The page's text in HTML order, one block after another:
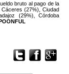
bruto al pago de la
(27%), Ciudad
(29%), Córdoba